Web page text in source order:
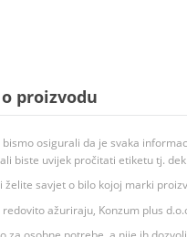
proizvodu
osigurali da je svaka
biste uvijek pročitati etiketu tj.
savjet o bilo kojoj marki
ažuriraju, Konzum plus